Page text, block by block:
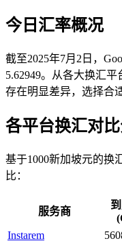
今日汇率概况
截至2025年7月2日，
5.62949。从各大换汇
存在明显差异，选择合
各平台换汇对
基于1000新加坡元的换
比：
服务商
Instarem